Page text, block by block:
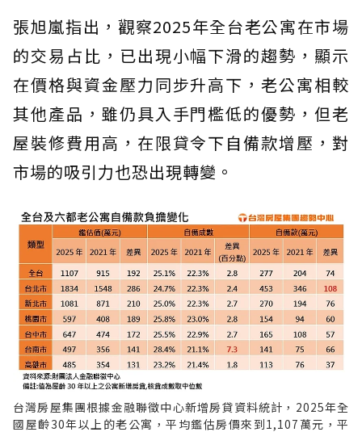
張旭嵐指出，觀察2025年全台老公寓在市場
的交易占比，已出現小幅下滑的趨勢，顯示
在價格與資金壓力同步升高下，老公寓相較
其他產品，雖仍具入手門檻低的優勢，但老
屋裝修費用高，在限貸令下自備款增壓，對
市場的吸引力也恐出現轉變。
台灣房屋集團根據金融聯徵中心新增房貸資料統計，2025年全
國屋齡30年以上的老公寓，平均鑑估房價來到1,107萬元，平